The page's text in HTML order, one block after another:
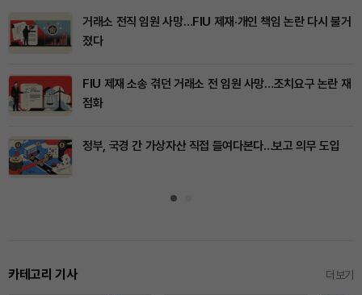
거래소 전직 임원 사망…FIU 제재·개인 책임 논란 다시 불거
졌다
FIU 제재 소송 겪던 거래소 전 임원 사망…조치요구 논란 재
점화
정부, 국경 간 가상자산 직접 들여다본다…보고 의무 도입
카테고리 기사 더보기